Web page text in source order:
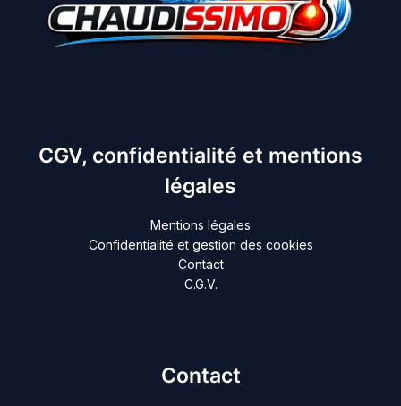
CGV, confidentialité et mentions
légales
Mentions légales
Confidentialité et gestion des cookies
Contact
C.G.V.
Contact